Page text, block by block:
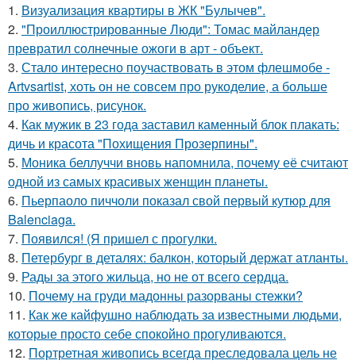
1. Визуализация квартиры в ЖК "Булычев".
2. "Проиллюстрированные Люди": Томас майландер
превратил солнечные ожоги в арт - объект.
3. Стало интересно поучаствовать в этом флешмобе -
Artvsartist, хоть он не совсем про рукоделие, а больше
про живопись, рисунок.
4. Как мужик в 23 года заставил каменный блок плакать:
дичь и красота "Похищения Прозерпины".
5. Моника беллуччи вновь напомнила, почему её считают
одной из самых красивых женщин планеты.
6. Пьерпаоло пиччоли показал свой первый кутюр для
Balenciaga.
7. Появился! (Я пришел с прогулки.
8. Петербург в деталях: балкон, который держат атланты.
9. Рады за этого жильца, но не от всего сердца.
10. Почему на груди мадонны разорваны стежки?
11. Как же кайфушно наблюдать за известными людьми,
которые просто себе спокойно прогуливаются.
12. Портретная живопись всегда преследовала цель не